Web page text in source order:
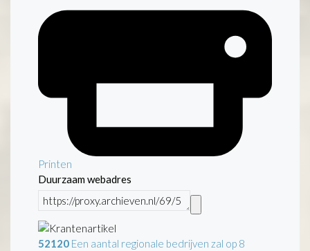
Printen
Duurzaam webadres
52120 Een aantal regionale bedrijven zal op 8